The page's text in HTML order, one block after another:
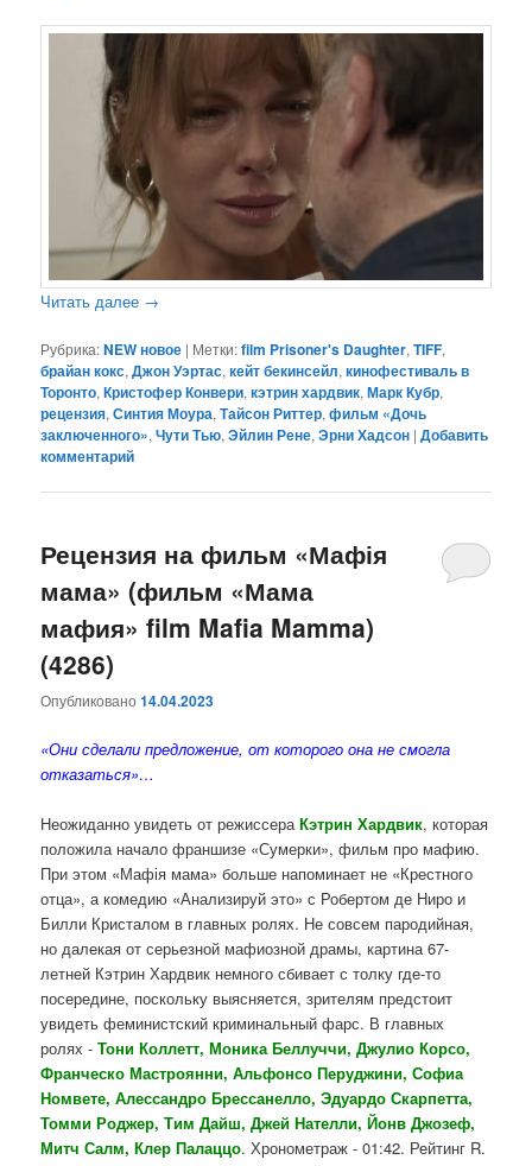
Читать далее →
Рубрика:NEW новое | Метки:film Prisoner's Daughter,TIFF,
брайан кокс,Джон Уэртас,кейт бекинсейл,кинофестиваль в
Торонто,Кристофер Конвери,кэтрин хардвик,Марк Кубр,
рецензия,Синтия Моура,Тайсон Риттер,фильм «Дочь
заключенного»,Чути Тью,Эйлин Рене,Эрни Хадсон |Добавить
комментарий
Рецензия на фильм «Мафія
мама» (фильм «Мама
мафия» film Mafia Mamma)
(4286)
Опубликовано14.04.2023
«Они сделали предложение, от которого она не смогла
отказаться»…
Неожиданно увидеть от режиссераКэтрин Хардвик, которая
положила начало франшизе «Сумерки», фильм про мафию.
При этом «Мафія мама» больше напоминает не «Крестного
отца», а комедию «Анализируй это» с Робертом де Ниро и
Билли Кристалом в главных ролях. Не совсем пародийная,
но далекая от серьезной мафиозной драмы, картина 67-
летней Кэтрин Хардвик немного сбивает с толку где-то
посередине, поскольку выясняется, зрителям предстоит
увидеть феминистский криминальный фарс. В главных
ролях -Тони Коллетт, Моника Беллуччи, Джулио Корсо,
Франческо Мастроянни, Альфонсо Перуджини, Софиа
Номвете, Алессандро Брессанелло, Эдуардо Скарпетта,
Томми Роджер, Тим Дайш, Джей Нателли, Йонв Джозеф,
Митч Салм, Клер Палаццо. Хронометраж - 01:42. Рейтинг R.